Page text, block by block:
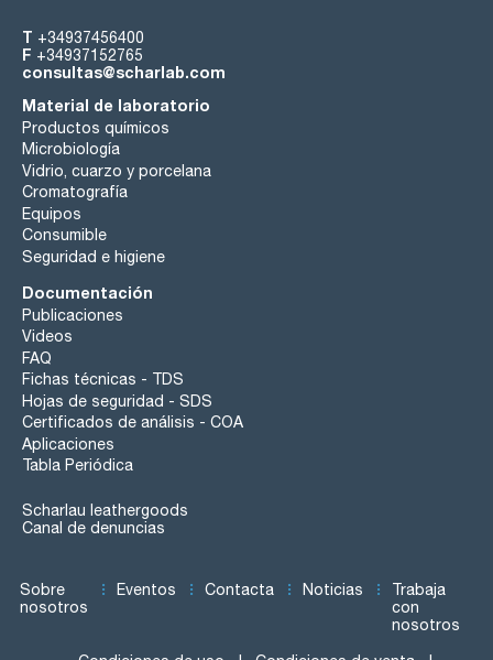
T +34937456400
F +34937152765
consultas@scharlab.com
Material de laboratorio
Productos químicos
Microbiología
Vidrio, cuarzo y porcelana
Cromatografía
Equipos
Consumible
Seguridad e higiene
Documentación
Publicaciones
Videos
FAQ
Fichas técnicas - TDS
Hojas de seguridad - SDS
Certificados de análisis - COA
Aplicaciones
Tabla Periódica
Scharlau leathergoods
Canal de denuncias
Sobre
nosotros
Eventos Contacta Noticias
Trabaja
con
nosotros